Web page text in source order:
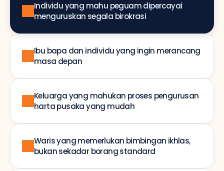
Ibu bapa dan individu yang ingin merancang
masa depan
Keluarga yang mahukan proses pengurusan
harta pusaka yang mudah
Waris yang memerlukan bimbingan ikhlas,
bukan sekadar borang standard
Individu yang mahu peguam dipercayai
menguruskan segala birokrasi